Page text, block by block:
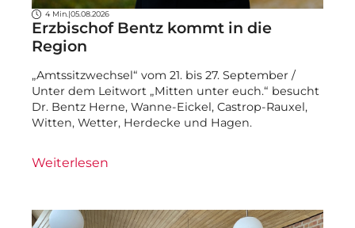
4 Min.| 05.08.2026
Erzbischof Bentz kommt in die
Region
„Amtssitzwechsel“ vom 21. bis 27. September /
Unter dem Leitwort „Mitten unter euch.“ besucht
Dr. Bentz Herne, Wanne-Eickel, Castrop-Rauxel,
Witten, Wetter, Herdecke und Hagen.
Weiterlesen